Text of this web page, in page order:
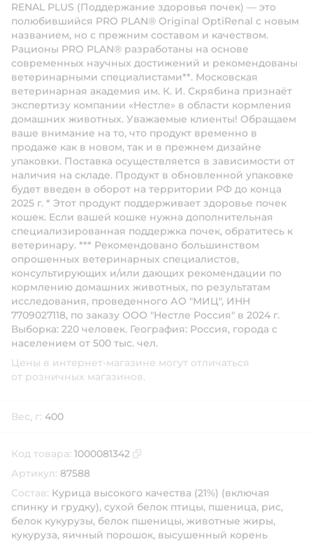
RENAL PLUS (Поддержание здоровья почек) — это
полюбившийся PRO PLAN® Original OptiRenal с новым
названием, но с прежним составом и качеством.
Рационы PRO PLAN® разработаны на основе
современных научных достижений и рекомендованы
ветеринарными специалистами**. Московская
ветеринарная академия им. К. И. Скрябина признаёт
экспертизу компании «Нестле» в области кормления
домашних животных. Уважаемые клиенты! Обращаем
ваше внимание на то, что продукт временно в
продаже как в новом, так и в прежнем дизайне
упаковки. Поставка осуществляется в зависимости от
наличия на складе. Продукт в обновленной упаковке
будет введен в оборот на территории РФ до конца
2025 г. * Этот продукт поддерживает здоровье почек
кошек. Если вашей кошке нужна дополнительная
специализированная поддержка почек, обратитесь к
ветеринару. *** Рекомендовано большинством
опрошенных ветеринарных специалистов,
консультирующих и/или дающих рекомендации по
кормлению домашних животных, по результатам
исследования, проведенного АО "МИЦ", ИНН
7709027118, по заказу ООО "Нестле Россия" в 2024 г.
Выборка: 220 человек. География: Россия, города с
населением от 500 тыс. чел.
Цены в интернет-магазине могут отличаться
от розничных магазинов.
Вес, г: 400
Код товара: 1000081342
Артикул: 87588
Состав: Курица высокого качества (21%) (включая
спинку и грудку), сухой белок птицы, пшеница, рис,
белок кукурузы, белок пшеницы, животные жиры,
кукуруза, яичный порошок, высушенный корень